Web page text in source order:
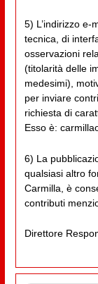
5) L’indirizzo e-
tecnica, di
osservazioni
(titolarità delle
medesimi),
per inviare
richiesta di
Esso è:
6) La
qualsiasi altro
Carmilla, è
contributi
Direttore